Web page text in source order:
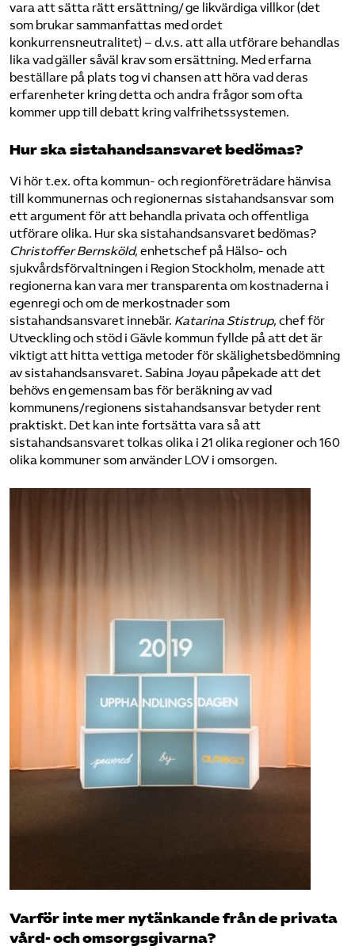
vara att sätta rätt ersättning/ ge likvärdiga villkor (det
som brukar sammanfattas med ordet
konkurrensneutralitet) – d.v.s. att alla utförare behandlas
lika vad gäller såväl krav som ersättning. Med erfarna
beställare på plats tog vi chansen att höra vad deras
erfarenheter kring detta och andra frågor som ofta
kommer upp till debatt kring valfrihetssystemen.
Hur ska sistahandsansvaret bedömas?
Vi hör t.ex. ofta kommun- och regionföreträdare hänvisa
till kommunernas och regionernas sistahandsansvar som
ett argument för att behandla privata och offentliga
utförare olika. Hur ska sistahandsansvaret bedömas?
Christoffer Bernsköld, enhetschef på Hälso- och
sjukvårdsförvaltningen i Region Stockholm, menade att
regionerna kan vara mer transparenta om kostnaderna i
egenregi och om de merkostnader som
sistahandsansvaret innebär. Katarina Stistrup, chef för
Utveckling och stöd i Gävle kommun fyllde på att det är
viktigt att hitta vettiga metoder för skälighetsbedömning
av sistahandsansvaret. Sabina Joyau påpekade att det
behövs en gemensam bas för beräkning av vad
kommunens/regionens sistahandsansvar betyder rent
praktiskt. Det kan inte fortsätta vara så att
sistahandsansvaret tolkas olika i 21 olika regioner och 160
olika kommuner som använder LOV i omsorgen.
Varför inte mer nytänkande från de privata
vård- och omsorgsgivarna?